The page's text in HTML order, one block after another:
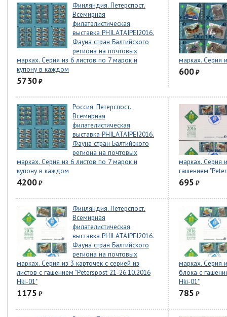
Финляндия. Петерспост.
Всемирная
филателистическая
выставка PHILATAIPEI2016.
Фауна стран Балтийского
региона на почтовых
марках. Серия из 6 листов по 7 марок и
купону в каждом
5730₽
марках. Серия
600₽
Россия. Петерспост.
Всемирная
филателистическая
выставка PHILATAIPEI2016.
Фауна стран Балтийского
региона на почтовых
марках. Серия из 6 листов по 7 марок и
купону в каждом
4200₽
марках. Серия
гашением
695 ₽
Финляндия. Петерспост.
Всемирная
филателистическая
выставка PHILATAIPEI2016.
Фауна стран Балтийского
региона на почтовых
марках. Серия из 3 карточек с серией из
листов с гашением "Peterspost 21-26.10.2016
Hki-01"
1175 ₽
марках. Серия
блока с
Hki-01"
785 ₽